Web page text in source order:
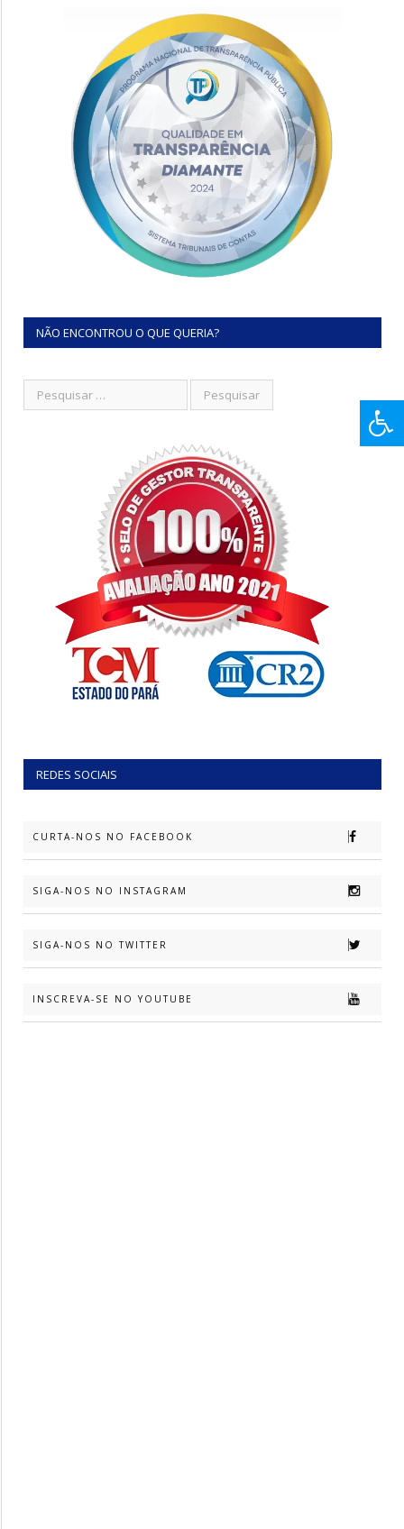
NÃO ENCONTROU O QUE QUERIA?
REDES SOCIAIS
CURTA-NOS NO FACEBOOK
SIGA-NOS NO INSTAGRAM
SIGA-NOS NO TWITTER
INSCREVA-SE NO YOUTUBE